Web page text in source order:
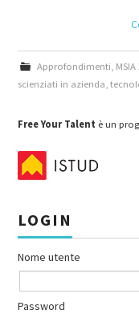
Approfondimenti
scienziati in azienda ,
Free Your Talent è un
LOGIN
Nome utente
Password